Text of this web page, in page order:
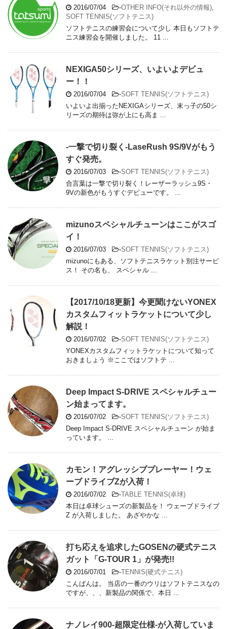
2016/07/04 -OTHER INFO(それ以外の情報),
SOFT TENNIS(ソフトテニス)
ソフトテニスの練習会について少し 本日もソフトテ
ニス練習会を開催しました。 11 ...
NEXIGA50シリーズ、いよいよデビュ
ー！！
2016/07/04 -SOFT TENNIS(ソフトテニス)
いよいよ出揃ったNEXIGAシリーズ、末っ子の50シ
リーズの期待は弥が上にも高ま ...
-一撃で切り裂く-LaseRush 9S/9Vがもう
すぐ発売。
2016/07/03 -SOFT TENNIS(ソフトテニス)
合言葉は一撃で切り裂く！レーザーラッシュ9S・
9Vの新色がもうすぐデビューです。 ...
mizunoスペシャルチューンはここがスゴ
イ！
2016/07/03 -SOFT TENNIS(ソフトテニス)
mizunoにもある、ソフトテニスラケット別注サービ
ス！ その名も、 スペシャル ...
【2017/10/18更新】今更聞けないYONEX
カスタムフィットラケットについて少し
解説！
2016/07/02 -SOFT TENNIS(ソフトテニス)
YONEXカスタムフィットラケットについて知って
おきましょう ※ここではソフトテ ...
Deep Impact S-DRIVE スペシャルチュー
ン始まってます。
2016/07/02 -SOFT TENNIS(ソフトテニス)
Deep Impact S-DRIVE スペシャルチューン が始ま
っています。 ...
カモン！アグレッシブプレーヤー！ウェ
ーブドライブZが入荷！
2016/07/02 -TABLE TENNIS(卓球)
本日は卓球シューズの新製品を！ ウェーブドライブ
Z が入荷しました。 あざやかな ...
打ち応えを追求したGOSENの硬式テニス
ガット「G-TOUR 1」が発売!!
2016/07/01 -TENNIS(硬式テニス)
こんばんは。 当店の一番のウリはソフトテニスなの
ですが、、、新製品の関係で、本日 ...
ナノレイ900-超限定仕様-が入荷していま